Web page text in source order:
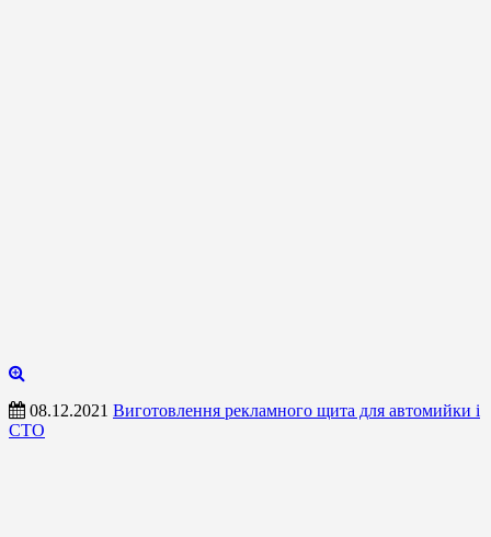
08.12.2021 Виготовлення рекламного щита для автомийки і
СТО